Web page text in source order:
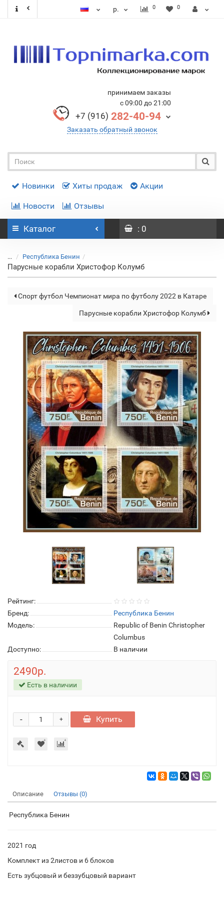
р. 0 0
принимаем заказы
с 09:00 до 21:00
+7 (916) 282-40-94
Заказать обратный звонок
Новинки Хиты продаж Акции
Новости Отзывы
Каталог : 0
... Республика Бенин
Парусные корабли Христофор Колумб
Спорт футбол Чемпионат мира по футболу 2022 в Катаре
Парусные корабли Христофор Колумб
Рейтинг:
Бренд:
Республика Бенин
Модель:
Republic of Benin Christopher
Columbus
Доступно:
В наличии
2490р.
Есть в наличии
+
- Купить
Описание Отзывы (0)
Республика Бенин
2021 год
Комплект из 2листов и 6 блоков
Есть зубцовый и беззубцовый вариант